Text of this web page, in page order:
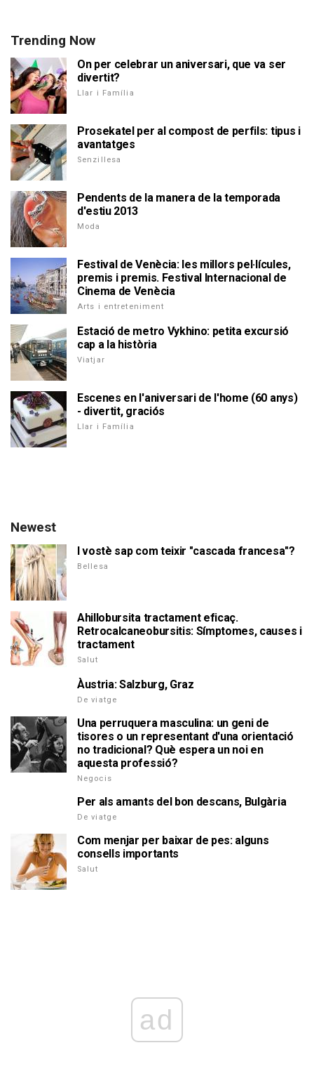
Trending Now
On per celebrar un aniversari, que va ser
divertit?
Llar i Família
Prosekatel per al compost de perfils: tipus i
avantatges
Senzillesa
Pendents de la manera de la temporada
d'estiu 2013
Moda
Festival de Venècia: les millors pel·lícules,
premis i premis. Festival Internacional de
Cinema de Venècia
Arts i entreteniment
Estació de metro Vykhino: petita excursió
cap a la història
Viatjar
Escenes en l'aniversari de l'home (60 anys)
- divertit, graciós
Llar i Família
Newest
I vostè sap com teixir "cascada francesa"?
Bellesa
Ahillobursita tractament eficaç.
Retrocalcaneobursitis: Símptomes, causes i
tractament
Salut
Àustria: Salzburg, Graz
De viatge
Una perruquera masculina: un geni de
tisores o un representant d'una orientació
no tradicional? Què espera un noi en
aquesta professió?
Negocis
Per als amants del bon descans, Bulgària
De viatge
Com menjar per baixar de pes: alguns
consells importants
Salut
ad